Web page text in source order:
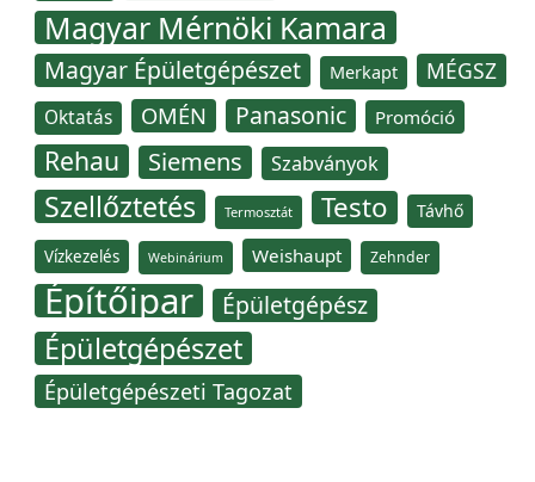
Magyar Mérnöki Kamara
Magyar Épületgépészet Merkapt MÉGSZ
Oktatás OMÉN Panasonic Promóció
Rehau Siemens Szabványok
Szellőztetés Termosztát Testo Távhő
Vízkezelés Webinárium Weishaupt Zehnder
Építőipar Épületgépész
Épületgépészet
Épületgépészeti Tagozat